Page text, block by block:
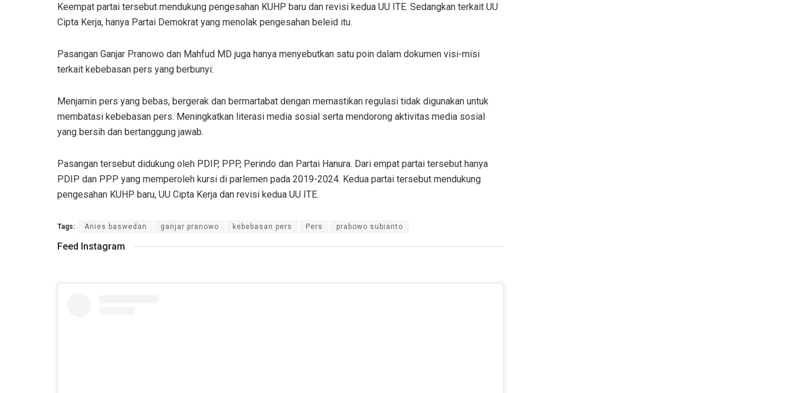
Keempat partai tersebut mendukung pengesahan KUHP baru dan revisi kedua UU ITE. Sedangkan terkait UU
Cipta Kerja, hanya Partai Demokrat yang menolak pengesahan beleid itu.
Pasangan Ganjar Pranowo dan Mahfud MD juga hanya menyebutkan satu poin dalam dokumen visi-misi
terkait kebebasan pers yang berbunyi:
Menjamin pers yang bebas, bergerak dan bermartabat dengan memastikan regulasi tidak digunakan untuk
membatasi kebebasan pers. Meningkatkan literasi media sosial serta mendorong aktivitas media sosial
yang bersih dan bertanggung jawab.
Pasangan tersebut didukung oleh PDIP, PPP, Perindo dan Partai Hanura. Dari empat partai tersebut hanya
PDIP dan PPP yang memperoleh kursi di parlemen pada 2019-2024. Kedua partai tersebut mendukung
pengesahan KUHP baru, UU Cipta Kerja dan revisi kedua UU ITE.
Tags: Anies baswedan ganjar pranowo kebebasan pers Pers prabowo subianto
Feed Instagram